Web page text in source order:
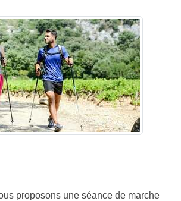
proposons une séance de marche